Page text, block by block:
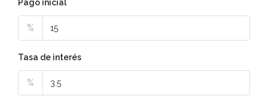
Pago inicial
%
Tasa de interés
%